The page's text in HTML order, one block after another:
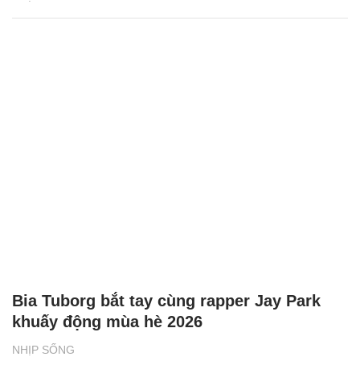
NHỊP SỐNG
Bia Tuborg bắt tay cùng rapper Jay Park
khuấy động mùa hè 2026